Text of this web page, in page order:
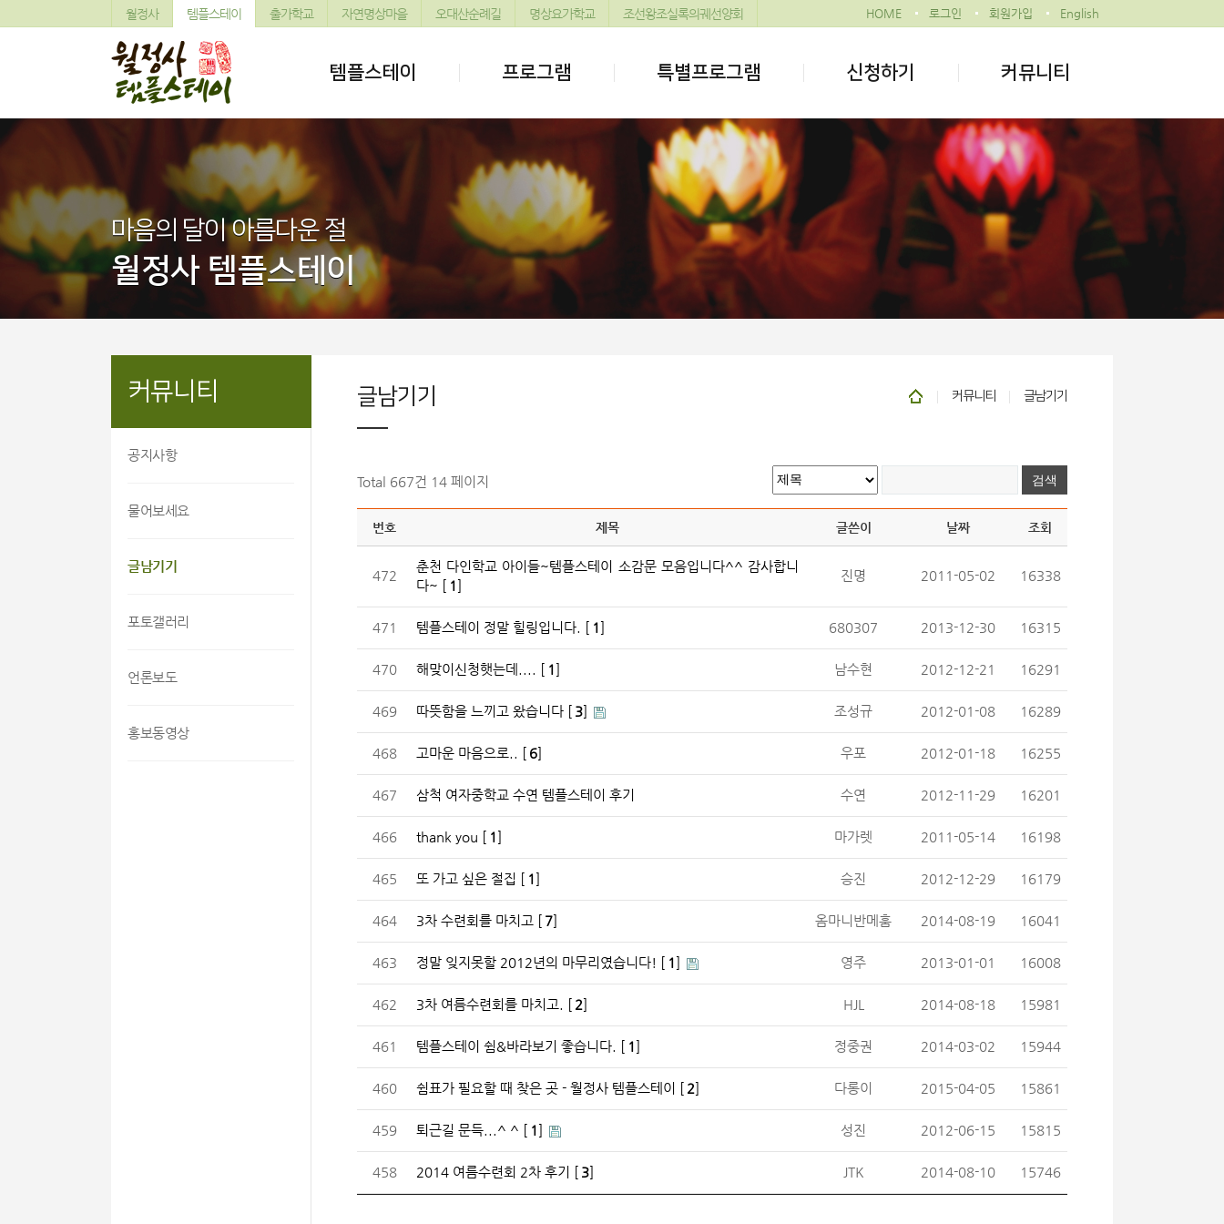
월정사 템플스테이 출가학교 자연명상마을 오대산순례길 명상요가학교 조선왕조실록의궤선양회 HOME 로그인 회원가입 English
템플스테이 프로그램 특별프로그램 신청하기 커뮤니티
마음의 달이 아름다운 절
월정사 템플스테이
커뮤니티
공지사항
물어보세요
글남기기
포토갤러리
언론보도
홍보동영상
커뮤니티 글남기기
글남기기
Total 667건 14 페이지
번호 제목 글쓴이 날짜 조회
472
춘천 다인학교 아이들~템플스테이 소감문 모음입니다^^ 감사합니
다~ [
1
진명 2011-05-02 16338
471 템플스테이 정말 힐링입니다. [ 1 680307 2013-12-30 16315
470 해맞이신청햇는데.... [ 1 남수현 2012-12-21 16291
469 따뜻함을 느끼고 왔습니다 [ 3 조성규 2012-01-08 16289
468 고마운 마음으로.. [ 6 우포 2012-01-18 16255
467 삼척 여자중학교 수연 템플스테이 후기 수연 2012-11-29 16201
466 thank you [ 1 마가렛 2011-05-14 16198
465 또 가고 싶은 절집 [ 1 승진 2012-12-29 16179
464 3차 수련회를 마치고 [ 7 옴마니반메훔 2014-08-19 16041
463 정말 잊지못할 2012년의 마무리였습니다! [ 1 영주 2013-01-01 16008
462 3차 여름수련회를 마치고. [ 2 HJL 2014-08-18 15981
461 템플스테이 쉼&바라보기 좋습니다. [ 1 정중권 2014-03-02 15944
460 쉼표가 필요할 때 찾은 곳 - 월정사 템플스테이 [ 2 다롱이 2015-04-05 15861
459 퇴근길 문득...^ ^ [ 1 성진 2012-06-15 15815
458 2014 여름수련회 2차 후기 [ 3 JTK 2014-08-10 15746